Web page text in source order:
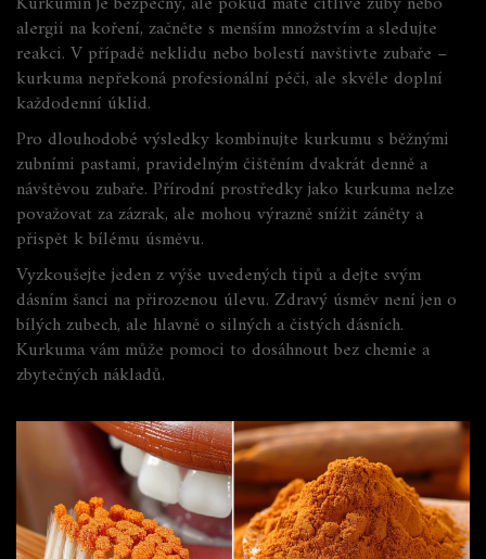
alergii na koření, začněte s menším množstvím a sledujte
reakci. V případě neklidu nebo bolestí navštivte zubaře –
kurkuma nepřekoná profesionální péči, ale skvěle doplní
každodenní úklid.
Pro dlouhodobé výsledky kombinujte kurkumu s běžnými
zubními pastami, pravidelným čištěním dvakrát denně a
návštěvou zubaře. Přírodní prostředky jako kurkuma nelze
považovat za zázrak, ale mohou výrazně snížit záněty a
přispět k bílému úsměvu.
Vyzkoušejte jeden z výše uvedených tipů a dejte svým
dásním šanci na přirozenou úlevu. Zdravý úsměv není jen o
bílých zubech, ale hlavně o silných a čistých dásních.
Kurkuma vám může pomoci to dosáhnout bez chemie a
zbytečných nákladů.